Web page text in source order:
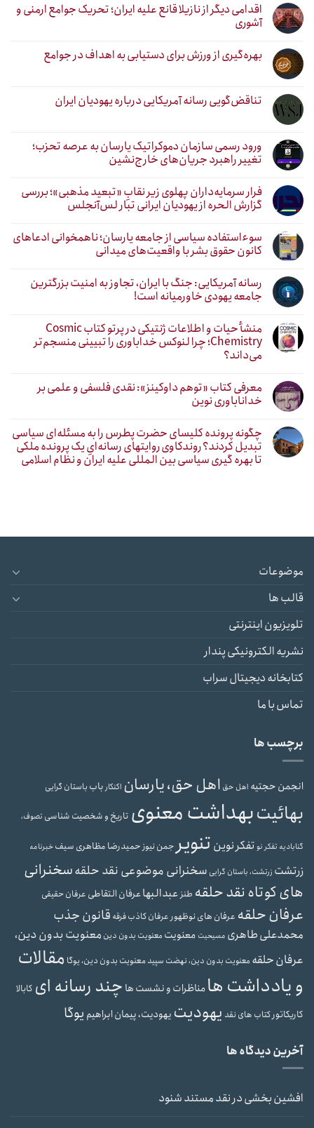
اقدامی دیگر از نازیلا قانع علیه ایران؛ تحریک جوامع ارمنی و
آشوری
بهره‌گیری از ورزش برای دستیابی به اهداف در جوامع
تناقض‌گویی رسانه آمریکایی درباره یهودیان ایران
ورود رسمی سازمان دموکراتیک یارسان به عرصه تحزب؛
تغییر راهبرد جریان‌های خارج‌نشین
فرار سرمایه‌داران پهلوی زیر نقابِ «تبعید مذهبی»؛ بررسی
گزارش الحره از یهودیان ایرانی تبار لس‌آنجلس
سوءاستفاده سیاسی از جامعه یارسان؛ ناهمخوانی ادعاهای
کانون حقوق بشر با واقعیت‌های میدانی
رسانه آمریکایی: جنگ با ایران، تجاوز به امنیت بزرگترین
جامعه یهودی خاورمیانه است!
منشأ حیات و اطلاعات ژنتیکی در پرتو کتاب Cosmic
Chemistry؛ چرا لنوکس خداباوری را تبیینی منسجم‌تر
می‌داند؟
معرفی کتاب «توهم داوکینز»: نقدی فلسفی و علمی بر
خداناباوری نوین
چگونه پرونده کلیسای حضرت پطرس را به مسئله‌ای سیاسی
تبدیل کردند؟ روندکاوی روایتهای رسانه‌ایِ یک پرونده ملکی
تا بهره گیری سیاسی بین المللی علیه ایران و نظام اسلامی
موضوعات
قالب ها
تلویزیون اینترنتی
نشریه الکترونیکی پندار
کتابخانه دیجیتال سراب
تماس با ما
برچسب ها
انجمن حجتیه اهل حق اهل حق، یارسان اکنکارباب باستان گرایی
بهائیتبهداشت معنوی تاریخ و شخصیت شناسی تصوف،
گنابادیه تفکر نوتفکر نوین تنویر جمن نیوز حمیدرضا مظاهری سیفخبرنامه
زرتشت زرتشت، باستان گرایی سخنرانی موضوعی نقد حلقهسخنرانی
های کوتاه نقد حلقه طنز عبدالبهاعرفان التقاطی عرفان حقیقی
عرفان حلقه عرفان های نوظهور عرفان کاذبفرقه قانون جذب
محمدعلی طاهری مسیحیت معنویت معنویت بدون دین معنویت بدون دین،
عرفان حلقه معنویت بدون دین، نهضت سپیدمعنویت بدون دین، یوگا مقالات
و یادداشت هامناظرات و نشست ها چند رسانه ای کابالا
کاریکاتور کتاب های نقد یهودیت یهودیت، پیمان ابراهیم یوگا
آخرین دیدگاه ها
افشین بخشیدرنقد مستند شنود